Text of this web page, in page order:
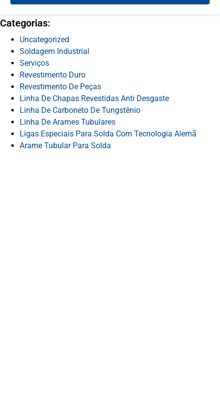
Categorias:
Uncategorized
Soldagem Industrial
Serviços
Revestimento Duro
Revestimento De Peças
Linha De Chapas Revestidas Anti Desgaste
Linha De Carboneto De Tungstênio
Linha De Arames Tubulares
Ligas Especiais Para Solda Com Tecnologia Alemã
Arame Tubular Para Solda